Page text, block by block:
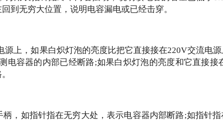
到无穷大位置，说明电容漏电或已经击穿。
源上，如果白炽灯泡的亮度比把它直接接在220V交流电源
电容器的内部已经断路;如果白炽灯泡的亮度和它直接接
，如指针指在无穷大处，表示电容器内部断路;如指针